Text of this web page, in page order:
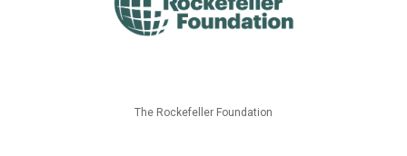
The Rockefeller Foundation